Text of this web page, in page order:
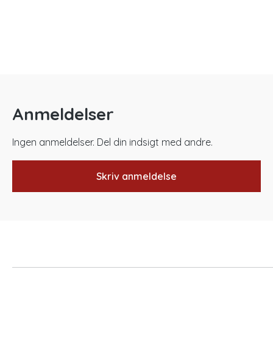
Anmeldelser
Ingen anmeldelser. Del din indsigt med andre.
Skriv anmeldelse